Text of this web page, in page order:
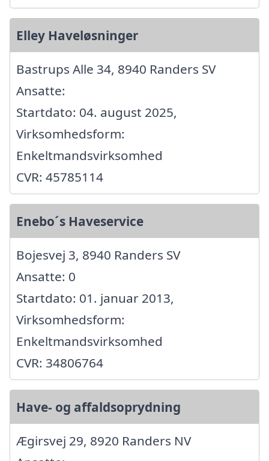
Elley Haveløsninger
Bastrups Alle 34, 8940 Randers SV
Ansatte:
Startdato: 04. august 2025,
Virksomhedsform:
Enkeltmandsvirksomhed
CVR: 45785114
Enebo´s Haveservice
Bojesvej 3, 8940 Randers SV
Ansatte: 0
Startdato: 01. januar 2013,
Virksomhedsform:
Enkeltmandsvirksomhed
CVR: 34806764
Have- og affaldsoprydning
Ægirsvej 29, 8920 Randers NV